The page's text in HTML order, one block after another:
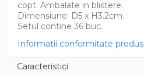
copt. Ambalate in blistere.
Dimensiune: D5 x H3.2cm.
Setul contine 36 buc.
Informatii conformitate produs
Caracteristici